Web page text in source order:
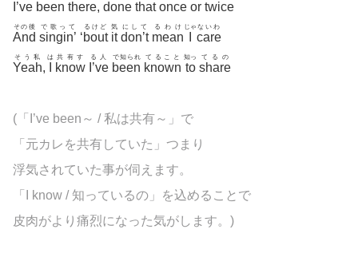
I’ve been there, done that once or twice
And
その後
singin’
で歌って
‘bout
るけど
it
気
don’t
にして
mean
るわけ じゃ
care
ないわ
Yeah
そう私
,
は
know
共有す
I’ve
る人
been
で知られ
known
てること
to
知っ
share
てるの
(「I’ve been～ / 私は共有～」で
「元カレを共有していた」つまり
浮気されていた事が伺えます。
「I know / 知っているの」を込めることで
皮肉がより痛烈になった気がします。)